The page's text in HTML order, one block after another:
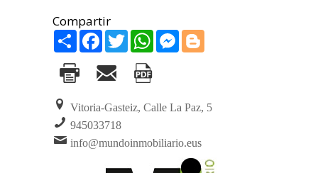
Share Facebook
TwitterWhatsAppMessenger
Vitoria-Gasteiz, Calle La Paz, 5
945033718
info@mundoinmobiliario.eus